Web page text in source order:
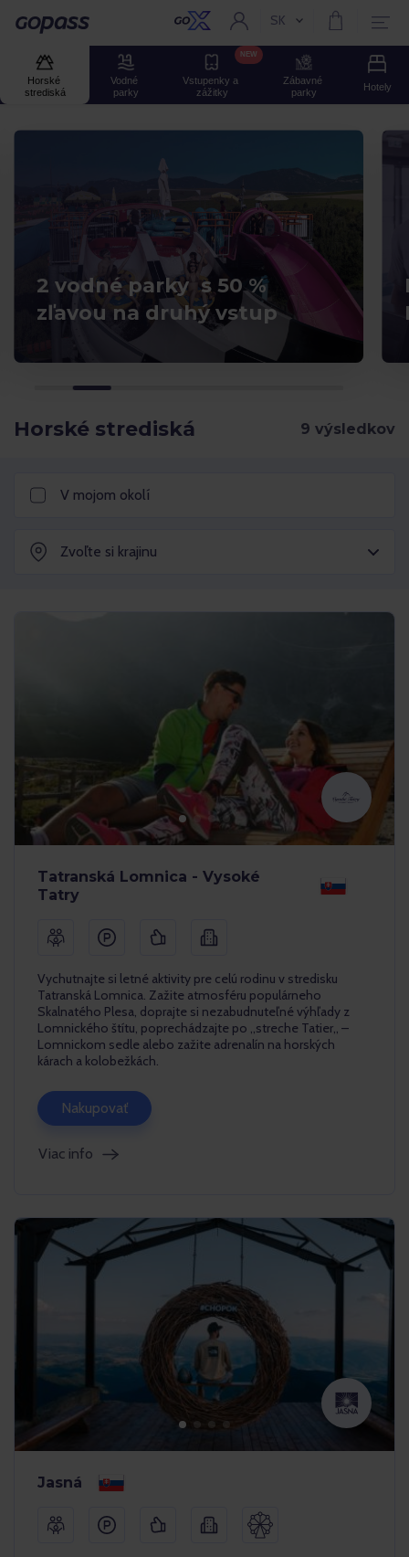
Gopass Aktuální jazyk:
SK
Horské
strediská
Vodné
parky
Vstupenky a
zážitky
NEW
Zábavné
parky
Hotely
2 vodné parky s 50 %
zľavou na druhý vstup
Horské strediská
V mojom okolí
Zvoľte si krajinu
Tatranská Lomnica - Vysoké
Tatry
Vychutnajte si letné aktivity pre celú rodinu v stredisku
Tatranská Lomnica. Zažite atmosféru populárneho
Skalnatého Plesa, doprajte si nezabudnuteľné výhľady z
Lomnického štítu, poprechádzajte po ,,streche Tatier,, –
Lomnickom sedle alebo zažite adrenalín na horských
kárach a kolobežkách.
Nakupovať
Viac info
Jasná